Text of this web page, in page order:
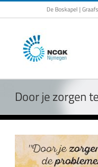
Ga
naar
De Boskapel |
Door je zorgen
Bekijk
grotere
afbeelding